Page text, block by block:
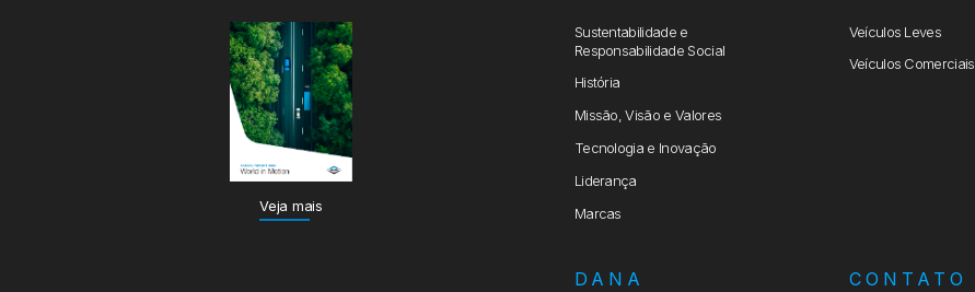
Veja mais
Sustentabilidade e
Responsabilidade Social
História
Missão, Visão e Valores
Tecnologia e Inovação
Liderança
Marcas
Veículos Leves
Veículos Comerciais
DANA CONTATO